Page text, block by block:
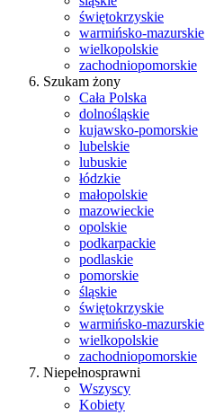
świętokrzyskie
warmińsko-mazurskie
wielkopolskie
zachodniopomorskie
Szukam żony
Cała Polska
dolnośląskie
kujawsko-pomorskie
lubelskie
lubuskie
łódzkie
małopolskie
mazowieckie
opolskie
podkarpackie
podlaskie
pomorskie
śląskie
świętokrzyskie
warmińsko-mazurskie
wielkopolskie
zachodniopomorskie
Niepełnosprawni
Wszyscy
Kobiety